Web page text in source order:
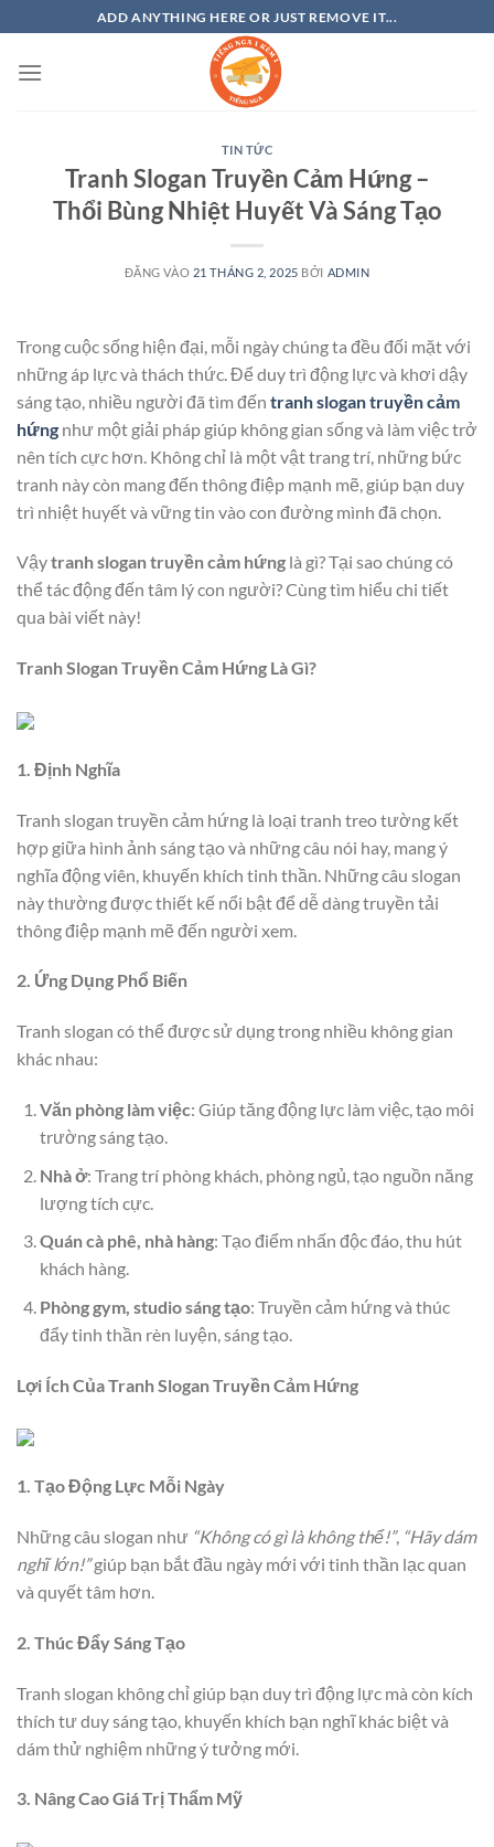
qua
nội
ADD ANYTHING HERE OR JUST REMOVE IT...
TIN TỨC
Tranh Slogan Truyền Cảm Hứng –
Thổi Bùng Nhiệt Huyết Và Sáng Tạo
ĐĂNG VÀO 21 THÁNG 2, 2025 BỞI ADMIN
Trong cuộc sống hiện đại, mỗi ngày chúng ta đều đối mặt với
những áp lực và thách thức. Để duy trì động lực và khơi dậy
sáng tạo, nhiều người đã tìm đến tranh slogan truyền cảm
hứng như một giải pháp giúp không gian sống và làm việc trở
nên tích cực hơn. Không chỉ là một vật trang trí, những bức
tranh này còn mang đến thông điệp mạnh mẽ, giúp bạn duy
trì nhiệt huyết và vững tin vào con đường mình đã chọn.
Vậytranh slogan truyền cảm hứng là gì? Tại sao chúng có
thể tác động đến tâm lý con người? Cùng tìm hiểu chi tiết
qua bài viết này!
Tranh Slogan Truyền Cảm Hứng Là Gì?
1. Định Nghĩa
Tranh slogan truyền cảm hứng là loại tranh treo tường kết
hợp giữa hình ảnh sáng tạo và những câu nói hay, mang ý
nghĩa động viên, khuyến khích tinh thần. Những câu slogan
này thường được thiết kế nổi bật để dễ dàng truyền tải
thông điệp mạnh mẽ đến người xem.
2. Ứng Dụng Phổ Biến
Tranh slogan có thể được sử dụng trong nhiều không gian
khác nhau:
Văn phòng làm việc: Giúp tăng động lực làm việc, tạo môi
trường sáng tạo.
Nhà ở: Trang trí phòng khách, phòng ngủ, tạo nguồn năng
lượng tích cực.
Quán cà phê, nhà hàng: Tạo điểm nhấn độc đáo, thu hút
khách hàng.
Phòng gym, studio sáng tạo: Truyền cảm hứng và thúc
đẩy tinh thần rèn luyện, sáng tạo.
Lợi Ích Của Tranh Slogan Truyền Cảm Hứng
1. Tạo Động Lực Mỗi Ngày
Những câu slogan như “Không có gì là không thể!”, “Hãy dám
nghĩ lớn!”giúp bạn bắt đầu ngày mới với tinh thần lạc quan
và quyết tâm hơn.
2. Thúc Đẩy Sáng Tạo
Tranh slogan không chỉ giúp bạn duy trì động lực mà còn kích
thích tư duy sáng tạo, khuyến khích bạn nghĩ khác biệt và
dám thử nghiệm những ý tưởng mới.
3. Nâng Cao Giá Trị Thẩm Mỹ